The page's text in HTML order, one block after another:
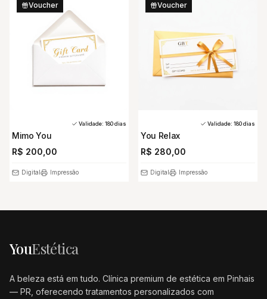
Voucher
Validade: 180dias
Mimo You
R$ 200,00
Digital Impressão
Voucher
Validade: 180dias
You Relax
R$ 280,00
Digital Impressão
YouEstética
A beleza está em tudo. Clínica premium de estética em Pinhais
— PR, oferecendo tratamentos personalizados com